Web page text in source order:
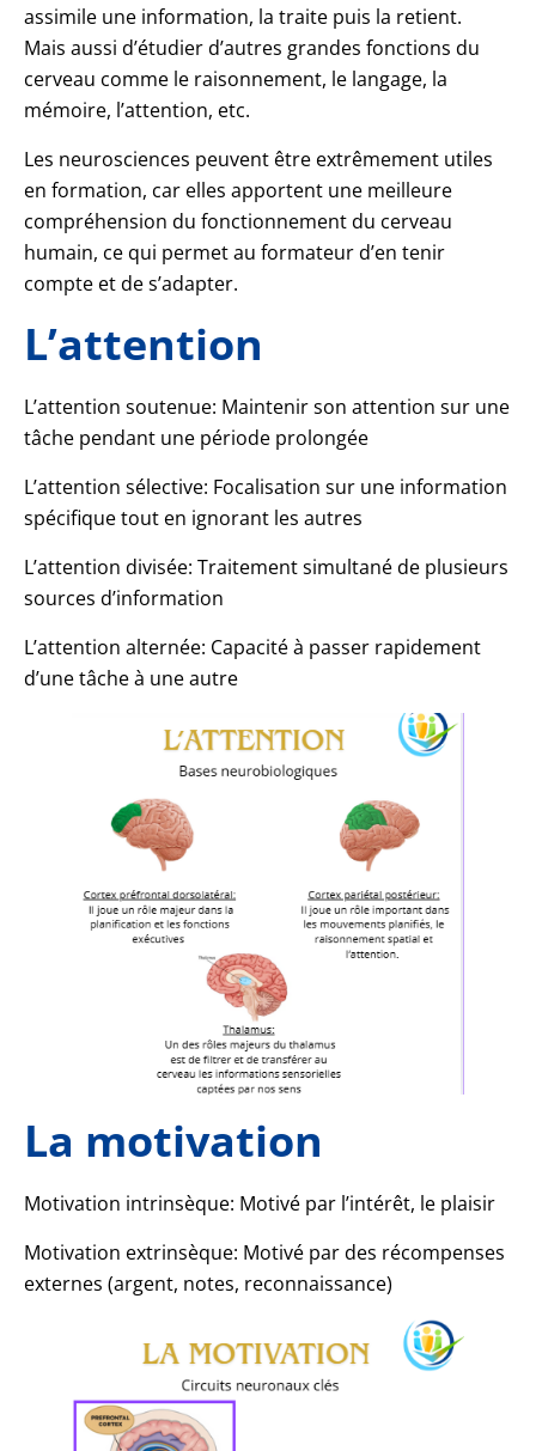
assimile une information, la traite puis la retient.
Mais aussi d’étudier d’autres grandes fonctions du
cerveau comme le raisonnement, le langage, la
mémoire, l’attention, etc.
Les neurosciences peuvent être extrêmement utiles
en formation, car elles apportent une meilleure
compréhension du fonctionnement du cerveau
humain, ce qui permet au formateur d’en tenir
compte et de s’adapter.
L’attention
L’attention soutenue: Maintenir son attention sur une
tâche pendant une période prolongée
L’attention sélective: Focalisation sur une information
spécifique tout en ignorant les autres
L’attention divisée: Traitement simultané de plusieurs
sources d’information
L’attention alternée: Capacité à passer rapidement
d’une tâche à une autre
La motivation
Motivation intrinsèque: Motivé par l’intérêt, le plaisir
Motivation extrinsèque: Motivé par des récompenses
externes (argent, notes, reconnaissance)